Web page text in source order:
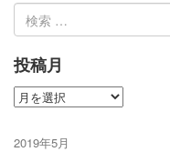
索:
投稿月
投
月
2019年5月